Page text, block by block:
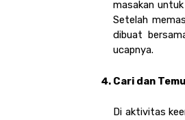
masakan
Setelah
dibuat
ucapnya.
Cari dan
Di aktivitas